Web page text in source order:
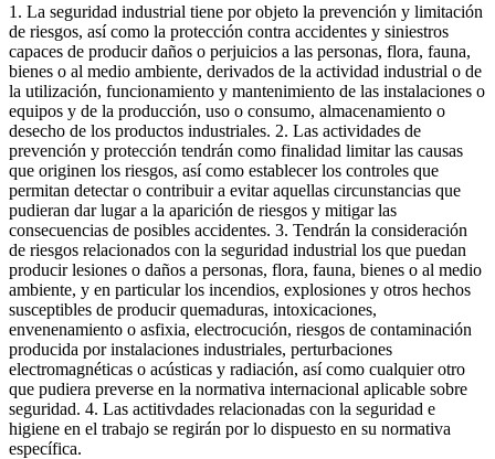
1. La seguridad industrial tiene por objeto la prevención y limitación
de riesgos, así como la protección contra accidentes y siniestros
capaces de producir daños o perjuicios a las personas, flora, fauna,
bienes o al medio ambiente, derivados de la actividad industrial o de
la utilización, funcionamiento y mantenimiento de las instalaciones o
equipos y de la producción, uso o consumo, almacenamiento o
desecho de los productos industriales. 2. Las actividades de
prevención y protección tendrán como finalidad limitar las causas
que originen los riesgos, así como establecer los controles que
permitan detectar o contribuir a evitar aquellas circunstancias que
pudieran dar lugar a la aparición de riesgos y mitigar las
consecuencias de posibles accidentes. 3. Tendrán la consideración
de riesgos relacionados con la seguridad industrial los que puedan
producir lesiones o daños a personas, flora, fauna, bienes o al medio
ambiente, y en particular los incendios, explosiones y otros hechos
susceptibles de producir quemaduras, intoxicaciones,
envenenamiento o asfixia, electrocución, riesgos de contaminación
producida por instalaciones industriales, perturbaciones
electromagnéticas o acústicas y radiación, así como cualquier otro
que pudiera preverse en la normativa internacional aplicable sobre
seguridad. 4. Las actitivdades relacionadas con la seguridad e
higiene en el trabajo se regirán por lo dispuesto en su normativa
específica.